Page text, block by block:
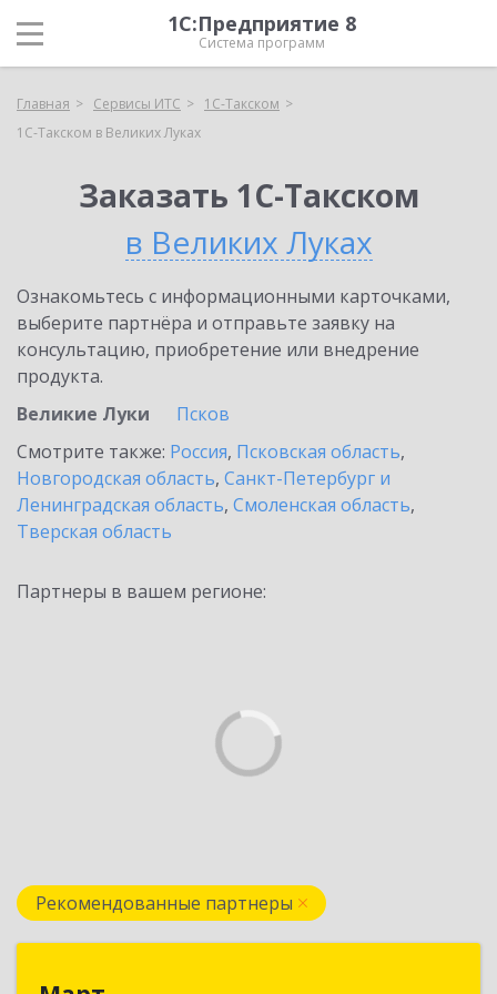
1С:Предприятие 8
Система программ
Главная Сервисы ИТС
1С-Такском
1С-Такском в Великих Луках
Заказать 1С-Такском
в Великих Луках
Ознакомьтесь с информационными карточками,
выберите партнёра и отправьте заявку на
консультацию, приобретение или внедрение
продукта.
Великие Луки
Псков
Смотрите также: Россия, Псковская область,
Новгородская область, Санкт-Петербург и
Ленинградская область, Смоленская область,
Тверская область
Партнеры в вашем регионе:
Рекомендованные партнеры